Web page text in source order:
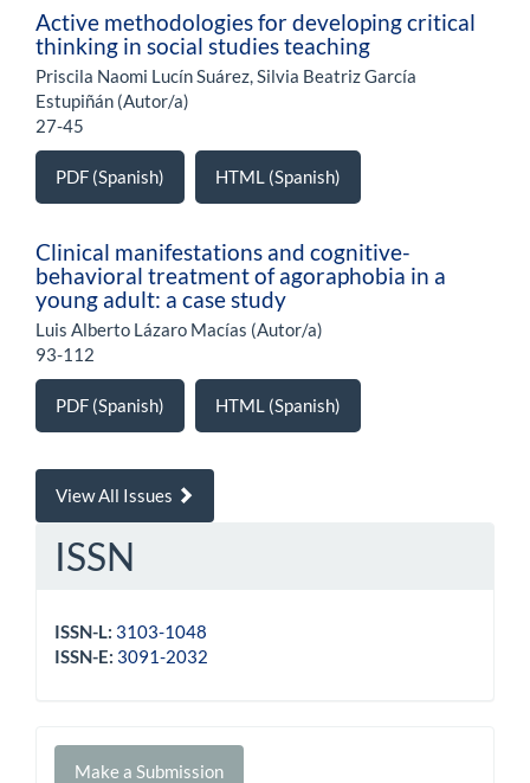
Active methodologies for developing critical
thinking in social studies teaching
Priscila Naomi Lucín Suárez, Silvia Beatriz García
Estupiñán (Autor/a)
27-45
PDF (Spanish) HTML (Spanish)
Clinical manifestations and cognitive-
behavioral treatment of agoraphobia in a
young adult: a case study
Luis Alberto Lázaro Macías (Autor/a)
93-112
PDF (Spanish) HTML (Spanish)
View All Issues
ISSN
ISSN-L: 3103-1048
ISSN-E: 3091-2032
Make
Make a Submission